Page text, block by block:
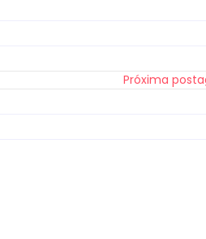
Próxima